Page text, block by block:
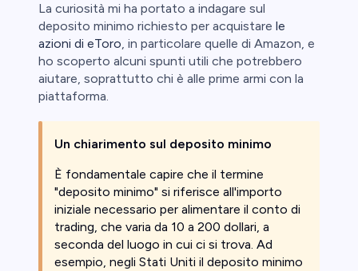
La curiosità mi ha portato a indagare sul
deposito minimo richiesto per acquistare le
azioni di eToro, in particolare quelle di Amazon, e
ho scoperto alcuni spunti utili che potrebbero
aiutare, soprattutto chi è alle prime armi con la
piattaforma.
Un chiarimento sul deposito minimo
È fondamentale capire che il termine
"deposito minimo" si riferisce all'importo
iniziale necessario per alimentare il conto di
trading, che varia da 10 a 200 dollari, a
seconda del luogo in cui ci si trova. Ad
esempio, negli Stati Uniti il deposito minimo
perde